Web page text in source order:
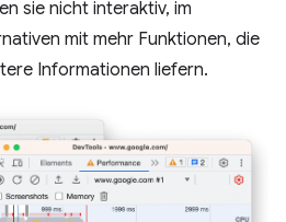
sie nicht interaktiv, im
mit mehr Funktionen, die
Informationen liefern.